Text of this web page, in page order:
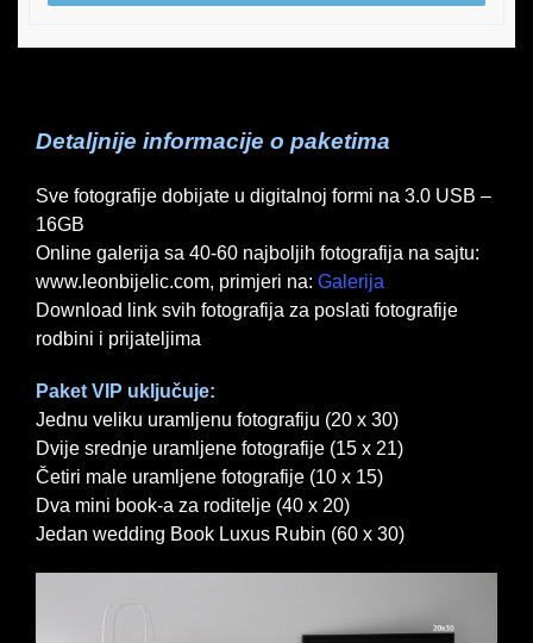
Detaljnije informacije o paketima
Sve fotografije dobijate u digitalnoj formi na 3.0 USB –
16GB
Online galerija sa 40-60 najboljih fotografija na sajtu:
www.leonbijelic.com, primjeri na: Galerija
Download link svih fotografija za poslati fotografije
rodbini i prijateljima
Paket VIP uključuje:
Jednu veliku uramljenu fotografiju (20 x 30)
Dvije srednje uramljene fotografije (15 x 21)
Četiri male uramljene fotografije (10 x 15)
Dva mini book-a za roditelje (40 x 20)
Jedan wedding Book Luxus Rubin (60 x 30)